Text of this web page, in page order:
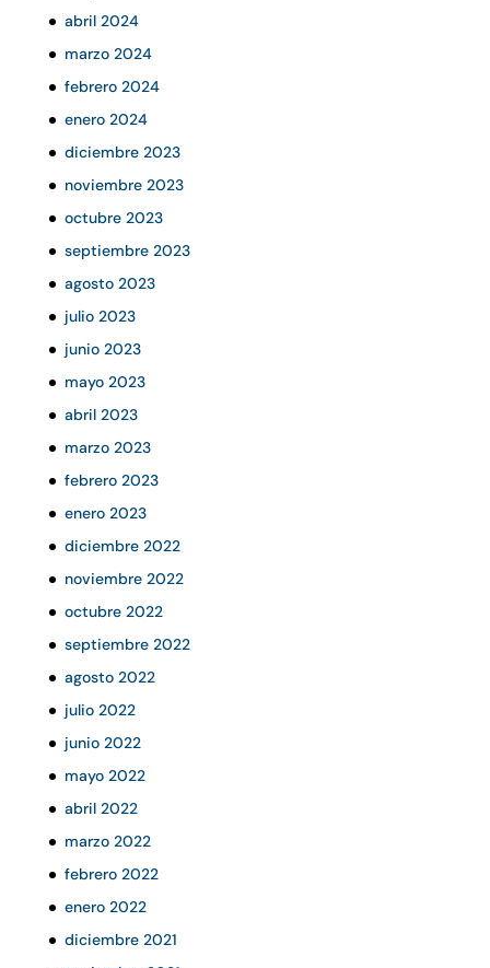
abril 2024
marzo 2024
febrero 2024
enero 2024
diciembre 2023
noviembre 2023
octubre 2023
septiembre 2023
agosto 2023
julio 2023
junio 2023
mayo 2023
abril 2023
marzo 2023
febrero 2023
enero 2023
diciembre 2022
noviembre 2022
octubre 2022
septiembre 2022
agosto 2022
julio 2022
junio 2022
mayo 2022
abril 2022
marzo 2022
febrero 2022
enero 2022
diciembre 2021